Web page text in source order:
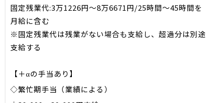
固定残業代:3万1226円〜8万6671円/25時間〜45時間を
月給に含む
※固定残業代は残業がない場合も支給し、超過分は別途
支給する
【＋αの手当あり】
◇繁忙期手当（業績による）